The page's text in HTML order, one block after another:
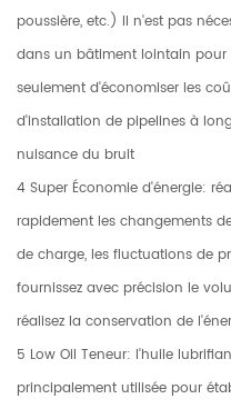
poussière, etc.) Il n'est pas
dans un bâtiment lointain pour
seulement d'économiser les
d'installation de pipelines à
nuisance du bruit
4 Super Économie d'énergie:
rapidement les changements
de charge, les fluctuations de
fournissez avec précision le
réalisez la conservation de
5 Low Oil Teneur: l'huile
principalement utilisée pour